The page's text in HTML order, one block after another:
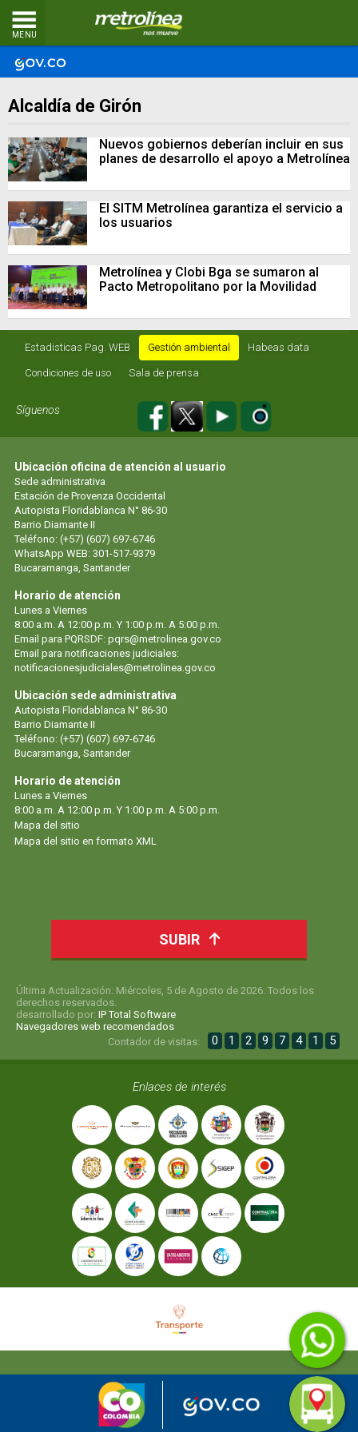
MENU
Alcaldía de Girón
Nuevos gobiernos deberían incluir en sus
planes de desarrollo el apoyo a Metrolínea
El SITM Metrolínea garantiza el servicio a
los usuarios
Metrolínea y Clobi Bga se sumaron al
Pacto Metropolitano por la Movilidad
Estadisticas Pag. WEB Gestión ambiental Habeas data
Condiciones de uso Sala de prensa
Síguenos
Ubicación oficina de atención al usuario
Sede administrativa
Estación de Provenza Occidental
Autopista Floridablanca N° 86-30
Barrio Diamante II
Teléfono: (+57) (607) 697-6746
WhatsApp WEB: 301-517-9379
Bucaramanga, Santander
Horario de atención
Lunes a Viernes
8:00 a.m. A 12:00 p.m. Y 1:00 p.m. A 5:00 p.m.
Email para PQRSDF: pqrs@metrolinea.gov.co
Email para notificaciones judiciales:
notificacionesjudiciales@metrolinea.gov.co
Ubicación sede administrativa
Autopista Floridablanca N° 86-30
Barrio Diamante II
Teléfono: (+57) (607) 697-6746
Bucaramanga, Santander
Horario de atención
Lunes a Viernes
8:00 a.m. A 12:00 p.m. Y 1:00 p.m. A 5:00 p.m.
Mapa del sitio
Mapa del sitio en formato XML
SUBIR
Última Actualización: Miércoles, 5 de Agosto de 2026. Todos los
derechos reservados.
desarrollado por: IP Total Software
Navegadores web recomendados
Contador de visitas:
0 1 2 9 7 4 1 5
Enlaces de interés